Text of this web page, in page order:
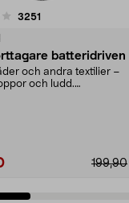
3251
batteridriven
och andra textilier –
och ludd.
199,90
4.5av 5 stjärnor